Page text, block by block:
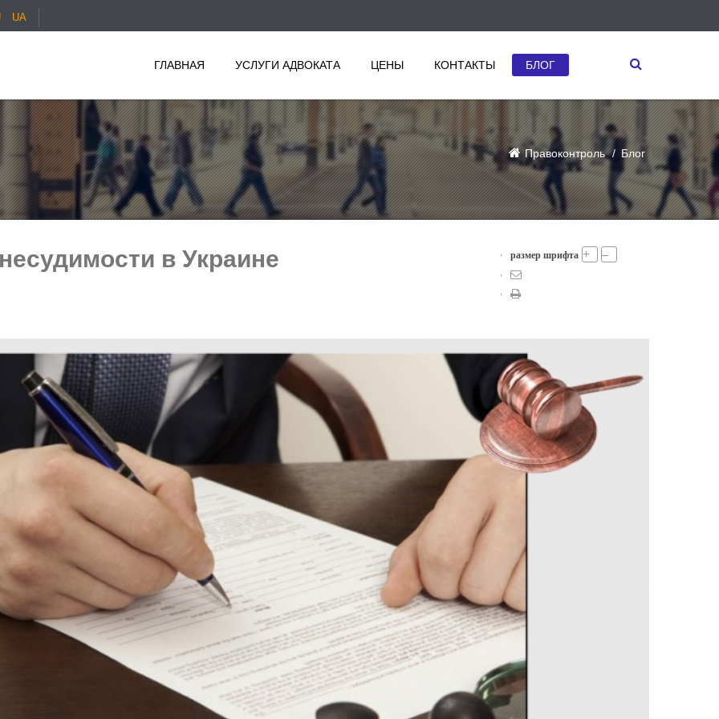
UA
ГЛАВНАЯ УСЛУГИ АДВОКАТА ЦЕНЫ КОНТАКТЫ БЛОГ
Правоконтроль Блог
в Украине размер шрифта + –